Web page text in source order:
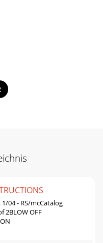
04 - RS/mcCatalog
2BLOW OFF